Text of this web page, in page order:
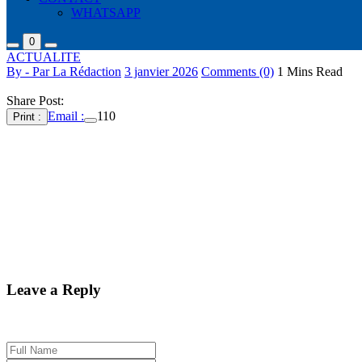
WHATSAPP
0
ACTUALITE
By - Par La Rédaction 3 janvier 2026 Comments (0) 1 Mins Read
Share Post:
Print : Email : 110
Leave a Reply